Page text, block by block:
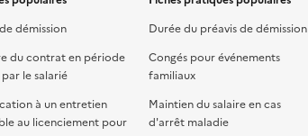
démission
du contrat en période
le salarié
à un entretien
au licenciement pour
Durée du préavis de démission
Congés pour événements
familiaux
Maintien du salaire en cas
d'arrêt maladie